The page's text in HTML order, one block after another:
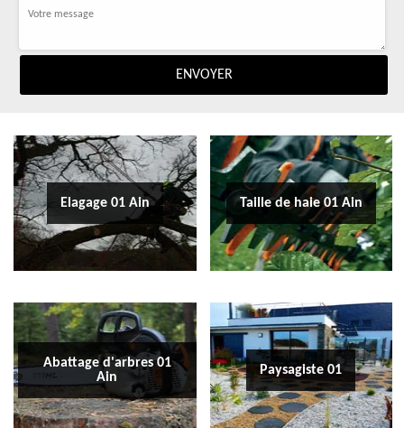
Elagage 01 Ain Taille de haie 01 Ain
Abattage d'arbres 01
Ain
Paysagiste 01